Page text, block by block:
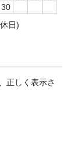
30
日)
正しく表示さ